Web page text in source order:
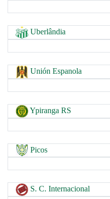
Uberlândia
Unión Espanola
Ypiranga RS
Picos
S. C. Internacional